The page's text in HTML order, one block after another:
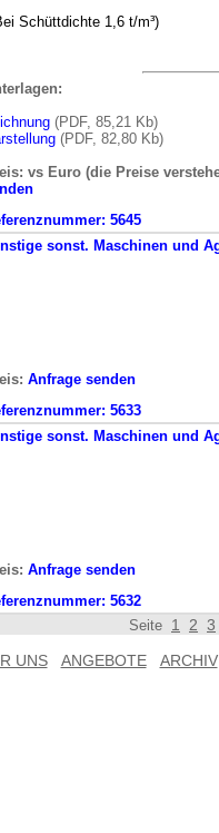
Schüttdichte 1,6 t/m³)
(PDF, 85,21 Kb)
(PDF, 82,80 Kb)
vs Euro (die Preise
5645
sonst. Maschinen und
Anfrage senden
5633
sonst. Maschinen und
Anfrage senden
5632
Seite 1 2 3
UNS
ANGEBOTE ARCHIV